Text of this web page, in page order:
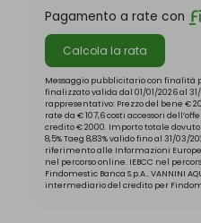
Pagamento a rate con
Calcola la rata
Messaggio pubblicitario con finalità
finalizzato valida dal 01/01/2026 al
rappresentativo: Prezzo del bene €
rate da € 107,6 costi accessori
credito € 2000. Importo totale dovuto
8,5% Taeg 8,83% valido fino al 31/03/
riferimento alle Informazioni
nel percorso online. IEBCC nel
Findomestic Banca S.p.A.. VANNINI
intermediario del credito per